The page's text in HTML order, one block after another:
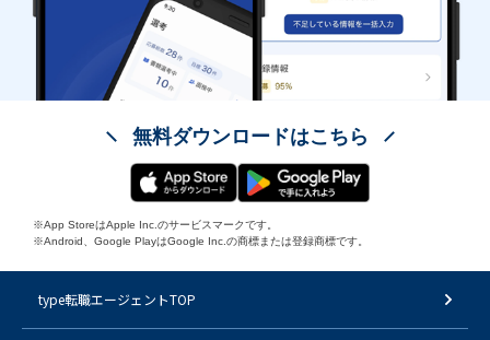
無料ダウンロードはこちら
※App StoreはApple Inc.のサービスマークです。
※Android、Google PlayはGoogle Inc.の商標または登録商標です。
type転職エージェントTOP